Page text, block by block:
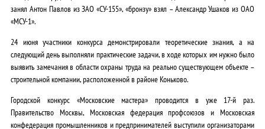
занял Антон Павлов из ЗАО «СУ-155», «бронзу» взял – Александр Ушаков из ОАО
«МСУ-1».
24 июня участники конкурса демонстрировали теоретические знания, а на
следующий день выполняли практические задачи, в ходе которых им нужно было
выявить замечания в области охраны труда на реально существующем объекте –
строительной компании, расположенной в районе Коньково.
Городской конкурс «Московские мастера» проводится в уже 17-й раз.
Правительство Москвы, Московская федерация профсоюзов и Московская
конфедерация промышленников и предпринимателей выступили организаторами